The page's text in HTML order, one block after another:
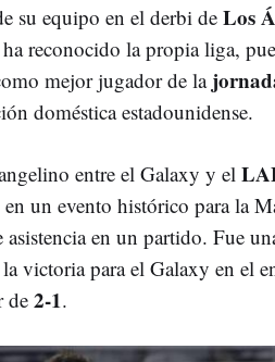
su equipo en el derbi de Los
reconocido la propia liga,
mejor jugador de la
doméstica estadounidense.
entre el Galaxy y el
un evento histórico para la
asistencia en un partido. Fue
victoria para el Galaxy en el
de 2-1.